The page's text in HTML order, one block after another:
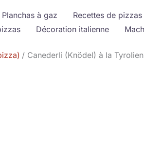
Planchas à gaz Recettes de pizzas
Décoration italienne
Canederli (Knödel) à la